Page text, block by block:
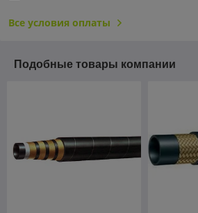
Все условия оплаты
Подобные товары компании